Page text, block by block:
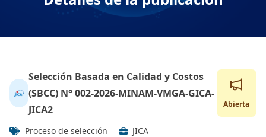
Selección Basada en Calidad y Costos
(SBCC) N° 002-2026-MINAM-VMGA-GICA-
JICA2
Abierta
Proceso de selección
JICA